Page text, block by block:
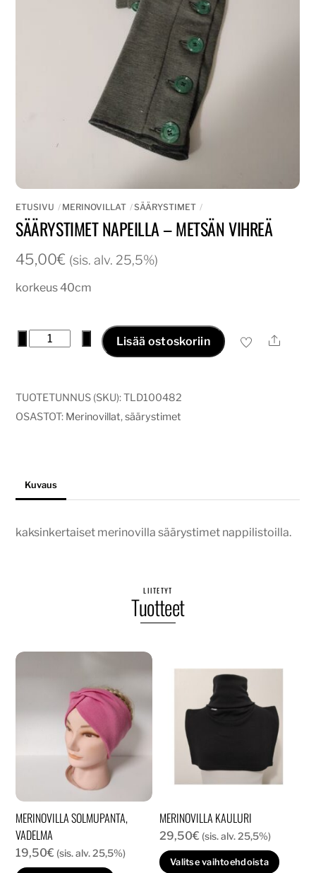
ETUSIVU MERINOVILLAT SÄÄRYSTIMET
SÄÄRYSTIMET NAPEILLA – METSÄN VIHREÄ
45,00€ (sis. alv. 25,5%)
korkeus 40cm
säärystimet
metsän
vihreä
Lisää ostoskoriin Ale
TUOTETUNNUS (SKU):TLD100482
OSASTOT: Merinovillat,säärystimet
Kuvaus
kaksinkertaiset merinovilla säärystimet nappilistoilla.
LIITETYT
Tuotteet
MERINOVILLA SOLMUPANTA,
VADELMA
19,50€ (sis. alv. 25,5%)
MERINOVILLA KAULURI
29,50€ (sis. alv. 25,5%)
Valitse vaihtoehdoista